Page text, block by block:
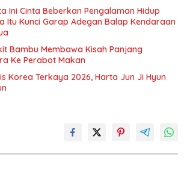
Ini Cinta Beberkan Pengalaman Hidup
Itu Kunci Garap Adegan Balap Kendaraan
Bambu Membawa Kisah Panjang
Ke Perabot Makan
Korea Terkaya 2026, Harta Jun Ji Hyun